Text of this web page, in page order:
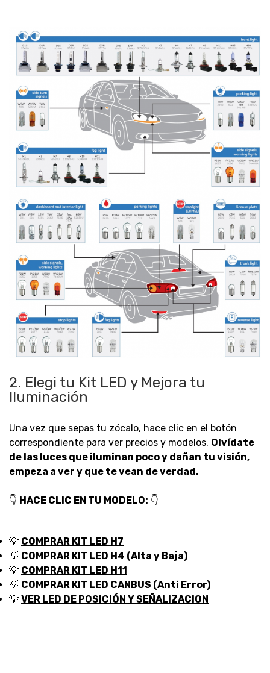
2. Elegi tu Kit LED y Mejora tu
Iluminación
Una vez que sepas tu zócalo, hace clic en el botón
correspondiente para ver precios y modelos. Olvídate
de las luces que iluminan poco y dañan tu visión,
empeza a ver y que te vean de verdad.
👇 HACE CLIC EN TU MODELO: 👇
💡 COMPRAR KIT LED H7
💡 COMPRAR KIT LED H4 (Alta y Baja)
💡 COMPRAR KIT LED H11
💡 COMPRAR KIT LED CANBUS (Anti Error)
💡 VER LED DE POSICIÓN Y SEÑALIZACION